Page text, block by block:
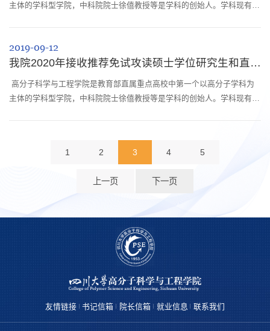
主体的学科型学院，中科院院士徐僖教授等是学科的创始人。学科现有高
业实验室等教学科研机构。现有在岗教职工218人，其中专任教师160
人，实验技术人员 22人；其中教授/研究员68人，副教授/副研究员67人，
高级工程师/高级...
2019-09-12
我院2020年接收推荐免试攻读硕士学位研究生和直接攻读博士学位研究生简章
​ 高分子科学与工程学院是教育部直属重点高校中第一个以高分子学科为
主体的学科型学院，中科院院士徐僖教授等是学科的创始人。学科现有高
业实验室等教学科研机构。现有在岗教职工218人，其中专任教师160
人，实验技术人员 22人；其中教授/研究员68人，副教授/副研究员67人，
1 2 3 4 5
上一页 下一页
友情链接 书记信箱 院长信箱 就业信息 联系我们